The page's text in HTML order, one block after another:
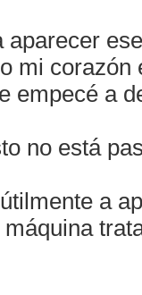
aparecer
mi
empecé a
no está
a